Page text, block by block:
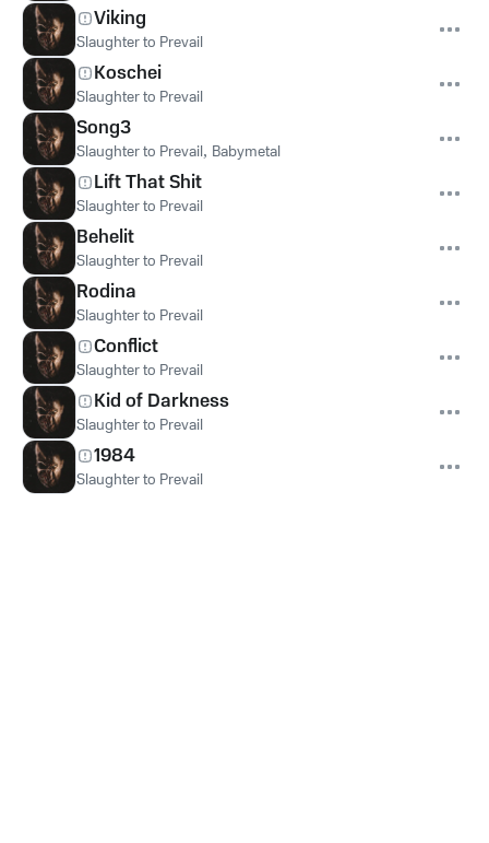
Viking
Slaughter to Prevail
Koschei
Slaughter to Prevail
Song3
Slaughter to Prevail, Babymetal
Lift That Shit
Slaughter to Prevail
Behelit
Slaughter to Prevail
Rodina
Slaughter to Prevail
Conflict
Slaughter to Prevail
Kid of Darkness
Slaughter to Prevail
1984
Slaughter to Prevail